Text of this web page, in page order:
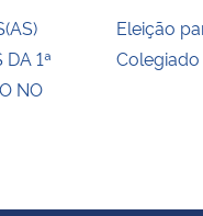
1ª
NO
Eleição